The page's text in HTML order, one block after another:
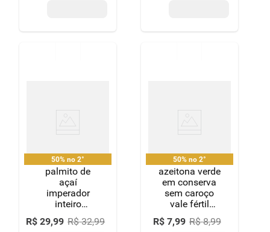
50% no 2°
palmito de
açaí
imperador
inteiro
conserva vidro
300g
R$ 29,99 R$ 32,99
50% no 2°
azeitona verde
em conserva
sem caroço
vale fértil
sachê peso
líquido 240g
R$ 7,99 R$ 8,99